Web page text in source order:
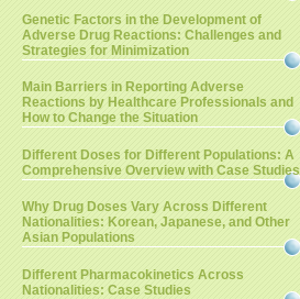
Genetic Factors in the Development of
Adverse Drug Reactions: Challenges and
Strategies for Minimization
Main Barriers in Reporting Adverse
Reactions by Healthcare Professionals and
How to Change the Situation
Different Doses for Different Populations: A
Comprehensive Overview with Case Studies
Why Drug Doses Vary Across Different
Nationalities: Korean, Japanese, and Other
Asian Populations
Different Pharmacokinetics Across
Nationalities: Case Studies